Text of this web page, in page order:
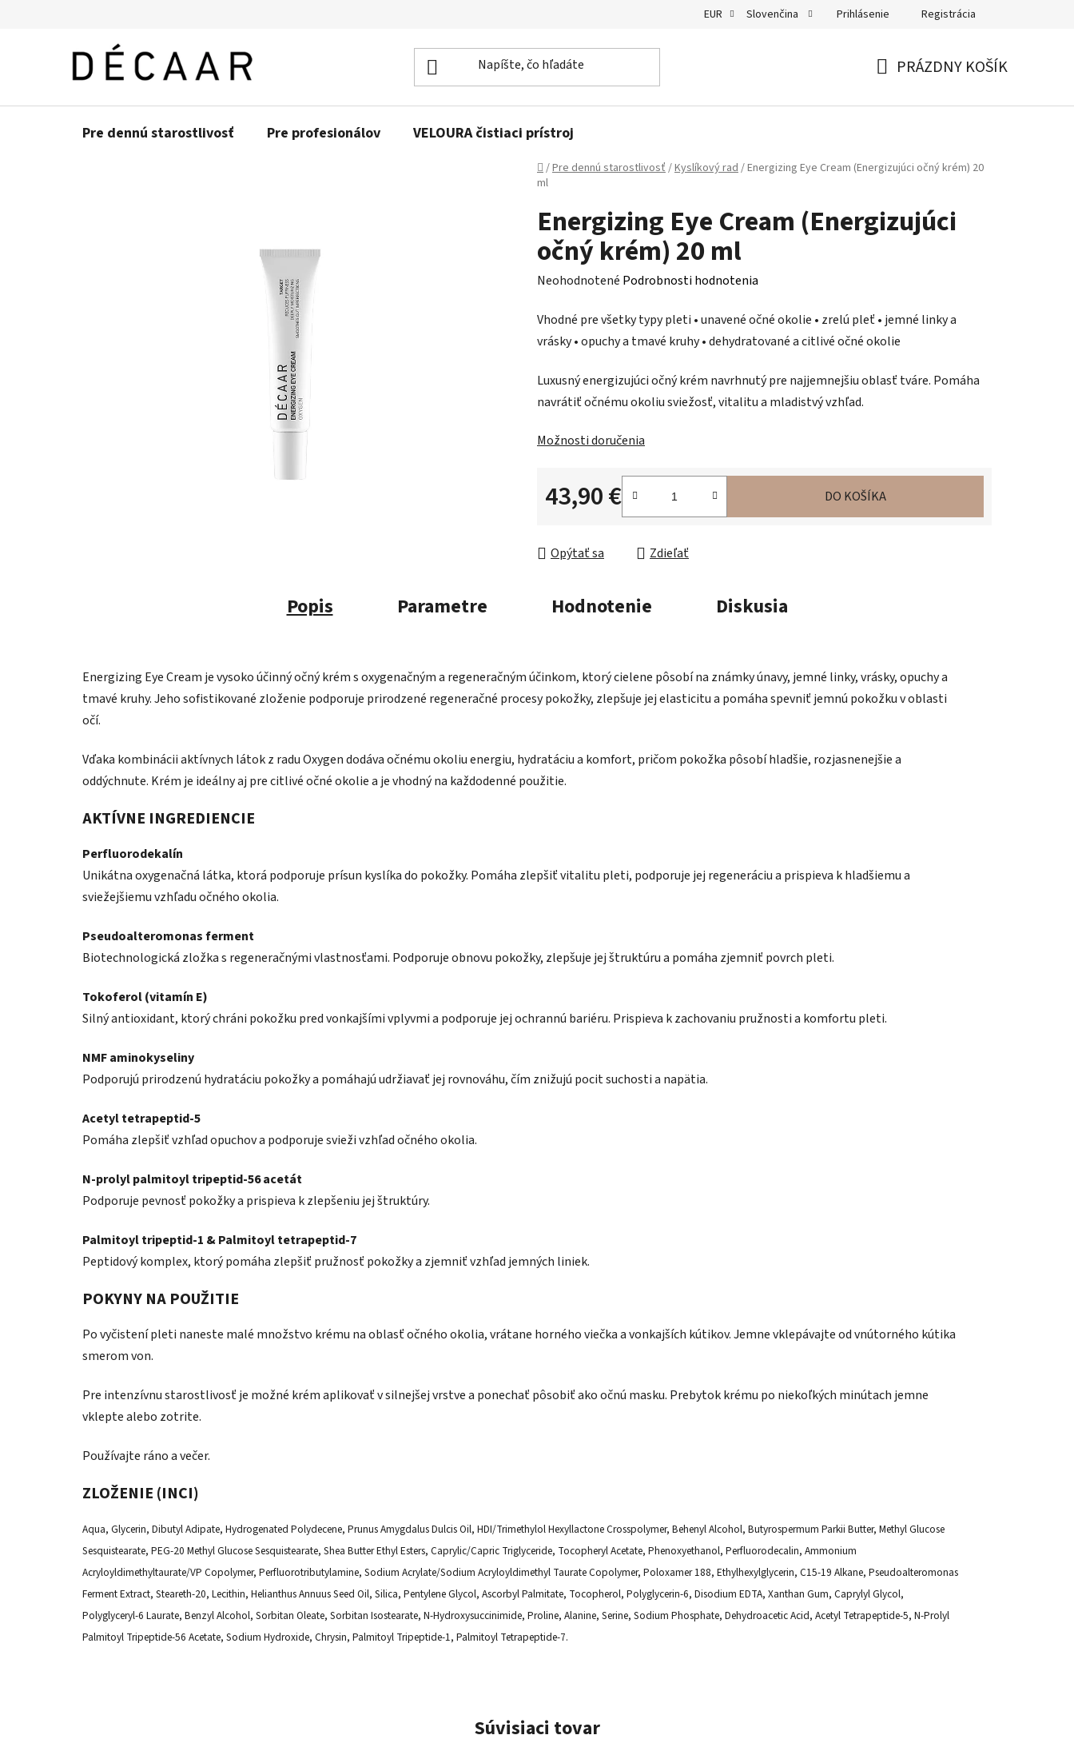
EUR Slovenčina Prihlásenie Registrácia
PRÁZDNY KOŠÍK
Pre dennú starostlivosť Pre profesionálov VELOURA čistiaci prístroj
Domov
/Pre dennú starostlivosť/Kyslíkový rad/Energizing Eye Cream (Energizujúci očný krém) 20
ml
Energizing Eye Cream (Energizujúci
očný krém) 20 ml
Priemerné
produktu
je
z
5
hviezdičiek.
Neohodnotené Podrobnosti hodnotenia
Vhodné pre všetky typy pleti • unavené očné okolie • zrelú pleť • jemné linky a
vrásky • opuchy a tmavé kruhy • dehydratované a citlivé očné okolie
Luxusný energizujúci očný krém navrhnutý pre najjemnejšiu oblasť tváre. Pomáha
navrátiť očnému okoliu sviežosť, vitalitu a mladistvý vzhľad.
Možnosti doručenia
43,90 €
Jednotková cena:
DO KOŠÍKA
Opýtať sa Zdieľať
Popis Parametre Hodnotenie Diskusia
Energizing Eye Cream je vysoko účinný očný krém s oxygenačným a regeneračným účinkom, ktorý cielene pôsobí na známky únavy, jemné linky, vrásky, opuchy a
tmavé kruhy. Jeho sofistikované zloženie podporuje prirodzené regeneračné procesy pokožky, zlepšuje jej elasticitu a pomáha spevniť jemnú pokožku v oblasti
očí.
Vďaka kombinácii aktívnych látok z radu Oxygen dodáva očnému okoliu energiu, hydratáciu a komfort, pričom pokožka pôsobí hladšie, rozjasnenejšie a
oddýchnute. Krém je ideálny aj pre citlivé očné okolie a je vhodný na každodenné použitie.
AKTÍVNE INGREDIENCIE
Perfluorodekalín
Unikátna oxygenačná látka, ktorá podporuje prísun kyslíka do pokožky. Pomáha zlepšiť vitalitu pleti, podporuje jej regeneráciu a prispieva k hladšiemu a
sviežejšiemu vzhľadu očného okolia.
Pseudoalteromonas ferment
Biotechnologická zložka s regeneračnými vlastnosťami. Podporuje obnovu pokožky, zlepšuje jej štruktúru a pomáha zjemniť povrch pleti.
Tokoferol (vitamín E)
Silný antioxidant, ktorý chráni pokožku pred vonkajšími vplyvmi a podporuje jej ochrannú bariéru. Prispieva k zachovaniu pružnosti a komfortu pleti.
NMF aminokyseliny
Podporujú prirodzenú hydratáciu pokožky a pomáhajú udržiavať jej rovnováhu, čím znižujú pocit suchosti a napätia.
Acetyl tetrapeptid-5
Pomáha zlepšiť vzhľad opuchov a podporuje svieži vzhľad očného okolia.
N-prolyl palmitoyl tripeptid-56 acetát
Podporuje pevnosť pokožky a prispieva k zlepšeniu jej štruktúry.
Palmitoyl tripeptid-1 & Palmitoyl tetrapeptid-7
Peptidový komplex, ktorý pomáha zlepšiť pružnosť pokožky a zjemniť vzhľad jemných liniek.
POKYNY NA POUŽITIE
Po vyčistení pleti naneste malé množstvo krému na oblasť očného okolia, vrátane horného viečka a vonkajších kútikov. Jemne vklepávajte od vnútorného kútika
smerom von.
Pre intenzívnu starostlivosť je možné krém aplikovať v silnejšej vrstve a ponechať pôsobiť ako očnú masku. Prebytok krému po niekoľkých minútach jemne
vklepte alebo zotrite.
Používajte ráno a večer.
ZLOŽENIE (INCI)
Aqua, Glycerin, Dibutyl Adipate, Hydrogenated Polydecene, Prunus Amygdalus Dulcis Oil, HDI/Trimethylol Hexyllactone Crosspolymer, Behenyl Alcohol, Butyrospermum Parkii Butter, Methyl Glucose
Sesquistearate, PEG-20 Methyl Glucose Sesquistearate, Shea Butter Ethyl Esters, Caprylic/Capric Triglyceride, Tocopheryl Acetate, Phenoxyethanol, Perfluorodecalin, Ammonium
Acryloyldimethyltaurate/VP Copolymer, Perfluorotributylamine, Sodium Acrylate/Sodium Acryloyldimethyl Taurate Copolymer, Poloxamer 188, Ethylhexylglycerin, C15-19 Alkane, Pseudoalteromonas
Ferment Extract, Steareth-20, Lecithin, Helianthus Annuus Seed Oil, Silica, Pentylene Glycol, Ascorbyl Palmitate, Tocopherol, Polyglycerin-6, Disodium EDTA, Xanthan Gum, Caprylyl Glycol,
Polyglyceryl-6 Laurate, Benzyl Alcohol, Sorbitan Oleate, Sorbitan Isostearate, N-Hydroxysuccinimide, Proline, Alanine, Serine, Sodium Phosphate, Dehydroacetic Acid, Acetyl Tetrapeptide-5, N-Prolyl
Palmitoyl Tripeptide-56 Acetate, Sodium Hydroxide, Chrysin, Palmitoyl Tripeptide-1, Palmitoyl Tetrapeptide-7.
Súvisiaci tovar